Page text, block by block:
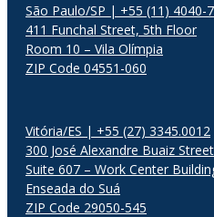
São Paulo/SP | +55 (11) 4040-
411 Funchal Street, 5th Floor
Room 10 – Vila Olímpia
ZIP Code 04551-060
Vitória/ES | +55 (27) 3345.0012
300 José Alexandre Buaiz Street
Suite 607 – Work Center
Enseada do Suá
ZIP Code 29050-545